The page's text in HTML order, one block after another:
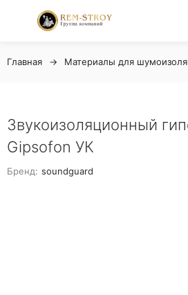
Главная Материалы для
Звукоизоляционный
Gipsofon УК
Бренд: soundguard